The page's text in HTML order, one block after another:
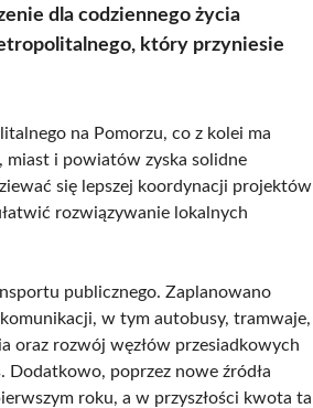
dla codziennego życia
który przyniesie
na Pomorzu, co z kolei ma
miast i powiatów zyska solidne
się lepszej koordynacji projektów
rozwiązywanie lokalnych
publicznego. Zaplanowano
w tym autobusy, tramwaje,
oraz rozwój węzłów przesiadkowych
Dodatkowo, poprzez nowe źródła
roku, a w przyszłości kwota ta